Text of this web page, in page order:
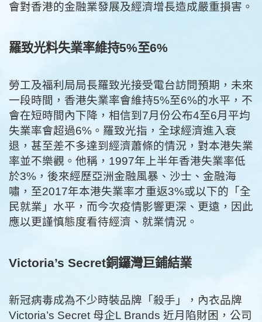
會對香港的金融業發展及經濟增長造成嚴重損害。
羅致光料失業率維持5%至6%
勞工及福利局局長羅致光接受電台訪問預期，未來
一段時間，香港失業率會維持5%至6%的水平，不
會在短時間內下降，相信到7月份公布4至6月平均
失業率會超過6%。羅致光指，全球經濟進入衰
退，甚至差不多達到經濟蕭條的情況，對本港失業
率並不樂觀。他稱，1997年上半年香港失業率低
於3%，後來經歷亞洲金融風暴、沙士、金融海
嘯，至2017年本港失業率才重返3%或以下的「全
民就業」水平，而今次疫情影響更深、更遠，因此
應以更謹慎態度看待經濟、就業情況。
Victoria’s Secret銅鑼灣巨鋪結業
新冠病毒成為不少時裝品牌「殺手」，內衣品牌
Victoria’s Secret 母企L Brands 近月陷財困，公司